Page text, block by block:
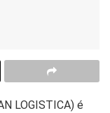
LOGISTICA) é